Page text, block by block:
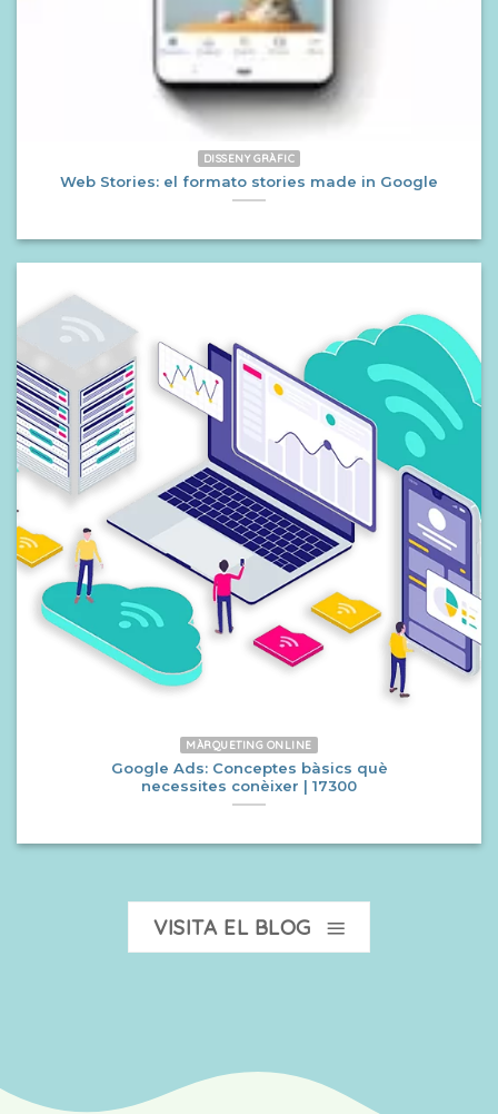
DISSENY GRÀFIC
Web Stories: el formato stories made in Google
MÀRQUETING ONLINE
Google Ads: Conceptes bàsics què
necessites conèixer | 17300
VISITA EL BLOG